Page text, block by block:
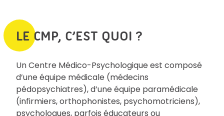
LE CMP, C’EST QUOI ?
Un Centre Médico-Psychologique est composé
d’une équipe médicale (médecins
pédopsychiatres), d’une équipe paramédicale
(infirmiers, orthophonistes, psychomotriciens),
psychologues, parfois éducateurs ou